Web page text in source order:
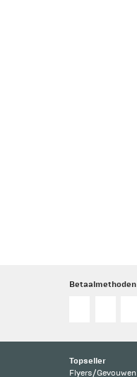
Betaalmethoden
Topseller
Flyers/